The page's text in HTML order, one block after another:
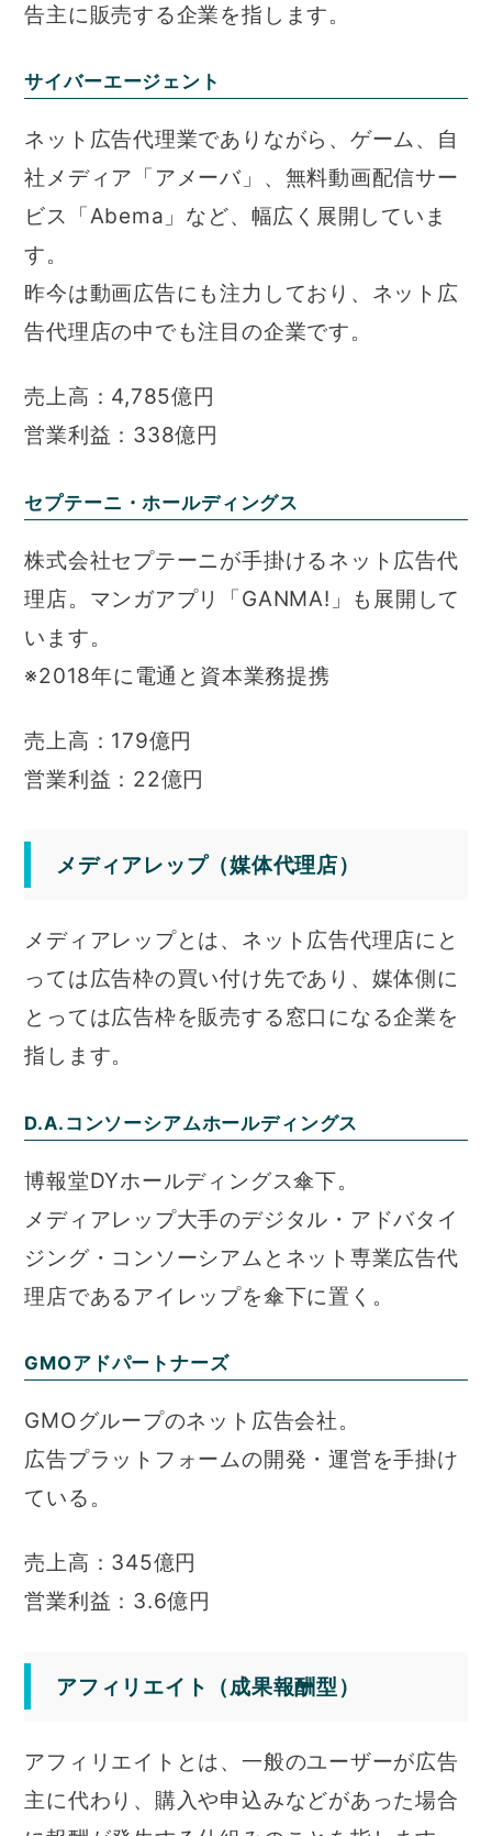
告主に販売する企業を指します。
サイバーエージェント
ネット広告代理業でありながら、ゲーム、自
社メディア「アメーバ」、無料動画配信サー
ビス「Abema」など、幅広く展開していま
す。
昨今は動画広告にも注力しており、ネット広
告代理店の中でも注目の企業です。
売上高：4,785億円
営業利益：338億円
セプテーニ・ホールディングス
株式会社セプテーニが手掛けるネット広告代
理店。マンガアプリ「GANMA!」も展開して
います。
※2018年に電通と資本業務提携
売上高：179億円
営業利益：22億円
メディアレップ（媒体代理店）
メディアレップとは、ネット広告代理店にと
っては広告枠の買い付け先であり、媒体側に
とっては広告枠を販売する窓口になる企業を
指します。
D.A.コンソーシアムホールディングス
博報堂DYホールディングス傘下。
メディアレップ大手のデジタル・アドバタイ
ジング・コンソーシアムとネット専業広告代
理店であるアイレップを傘下に置く。
GMOアドパートナーズ
GMOグループのネット広告会社。
広告プラットフォームの開発・運営を手掛け
ている。
売上高：345億円
営業利益：3.6億円
アフィリエイト（成果報酬型）
アフィリエイトとは、一般のユーザーが広告
主に代わり、購入や申込みなどがあった場合